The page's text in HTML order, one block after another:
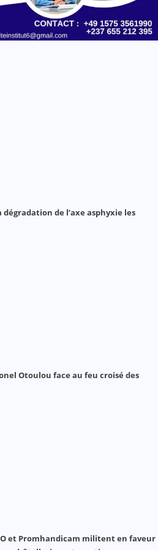
de l’axe asphyxie les
Otoulou face au feu croisé des
et Promhandicam militent en faveur